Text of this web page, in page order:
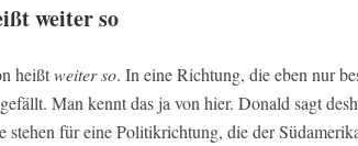
weiter so
heißtweiter so. In eine Richtung, die eben nur
Man kennt das ja von hier. Donald sagt
stehen für eine Politikrichtung, die der